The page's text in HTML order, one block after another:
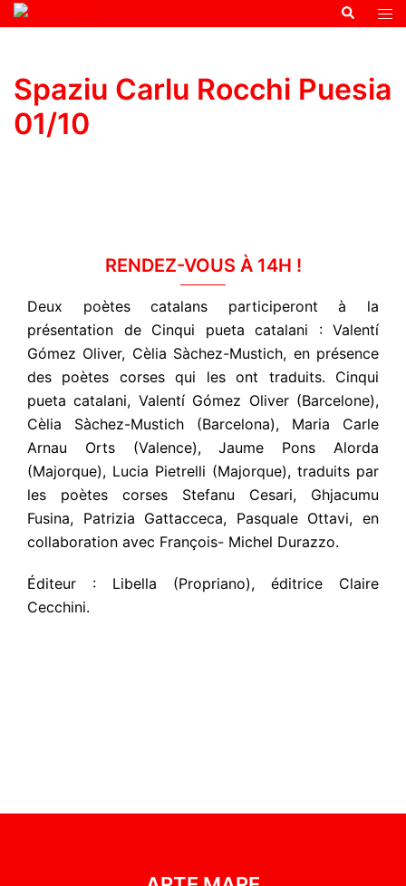
Spaziu Carlu Rocchi Puesia
01/10
RENDEZ-VOUS À 14H !
Deux poètes catalans participeront à la
présentation de Cinqui pueta catalani : Valentí
Gómez Oliver, Cèlia Sàchez-Mustich, en présence
des poètes corses qui les ont traduits. Cinqui
pueta catalani, Valentí Gómez Oliver (Barcelone),
Cèlia Sàchez-Mustich (Barcelona), Maria Carle
Arnau Orts (Valence), Jaume Pons Alorda
(Majorque), Lucia Pietrelli (Majorque), traduits par
les poètes corses Stefanu Cesari, Ghjacumu
Fusina, Patrizia Gattacceca, Pasquale Ottavi, en
collaboration avec François- Michel Durazzo.
Éditeur : Libella (Propriano), éditrice Claire
Cecchini.